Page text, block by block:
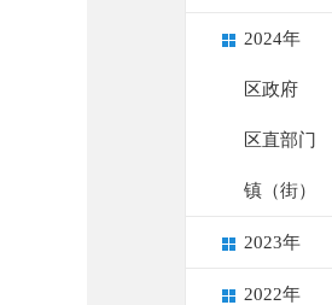
2024年
区政府
区直部门
镇（街）
2023年
2022年